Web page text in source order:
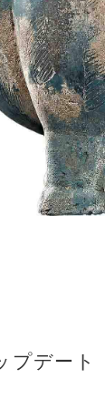
プデート